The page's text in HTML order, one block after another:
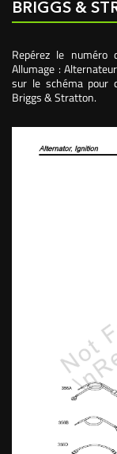
BRIGGS &
Repérez le numéro
Allumage :
sur le schéma pour
Briggs & Stratton.